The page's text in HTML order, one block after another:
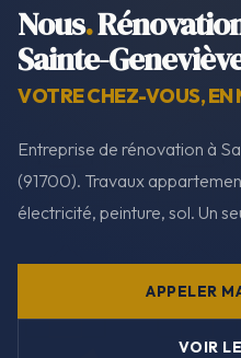
Nous.
Sainte-
VOTRE CHEZ-VOUS, EN
Entreprise de rénovation à
(91700). Travaux
électricité, peinture, sol. Un
APPELER
VOIR